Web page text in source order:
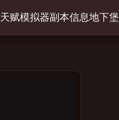
天赋模拟器副本信息地下堡